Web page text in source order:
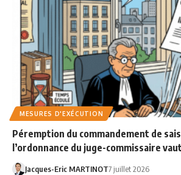
MESURES D'EXÉCUTION
Péremption du commandement de
l’ordonnance du juge-commissaire
Jacques-Eric MARTINOT7 juillet 2026